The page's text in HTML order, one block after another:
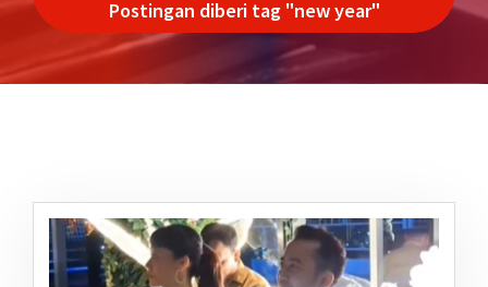
Postingan diberi tag "new year"